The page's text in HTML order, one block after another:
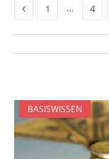
Previous
1 … 4
BASISWISSEN